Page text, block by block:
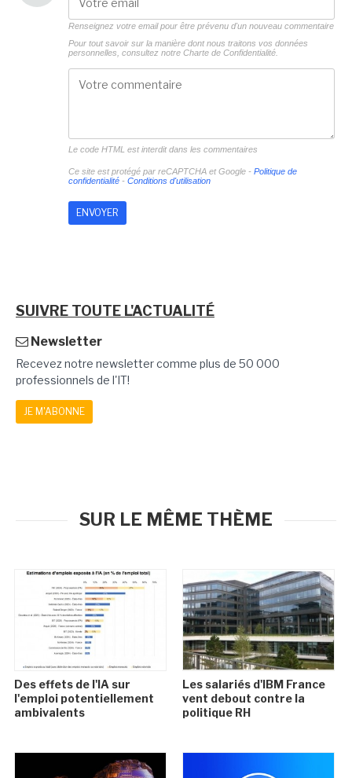
Renseignez votre email pour être prévenu d'un nouveau commentaire
Pour tout savoir sur la manière dont nous traitons vos données
personnelles, consultez notre Charte de Confidentialité.
Le code HTML est interdit dans les commentaires
Ce site est protégé par reCAPTCHA et Google - Politique de
confidentialité- Conditions d'utilisation
SUIVRE TOUTE L'ACTUALITÉ
Newsletter
Recevez notre newsletter comme plus de 50 000
professionnels de l'IT!
JE M'ABONNE
SUR LE MÊME THÈME
Des effets de l'IA sur
l'emploi potentiellement
ambivalents
Les salariés d'IBM France
vent debout contre la
politique RH